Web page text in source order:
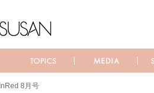
InRed 8月号